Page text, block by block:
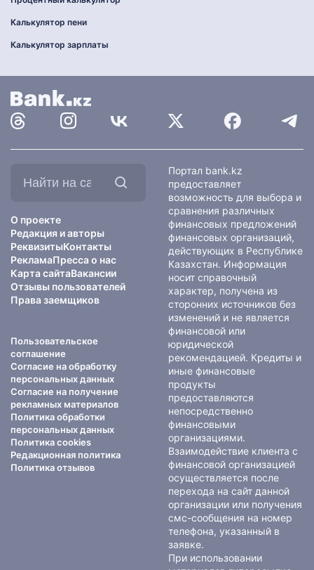
Калькулятор пени
Калькулятор зарплаты
О проекте
Редакция и авторы
РеквизитыКонтакты
РекламаПресса о нас
Карта сайтаВакансии
Отзывы пользователей
Права заемщиков
Пользовательское
соглашение
Согласие на обработку
персональных данных
Согласие на получение
рекламных материалов
Политика обработки
персональных данных
Политика cookies
Редакционная политика
Политика отзывов
Портал bank.kz
предоставляет
возможность для выбора и
сравнения различных
финансовых предложений
финансовых организаций,
действующих в Республике
Казахстан. Информация
носит справочный
характер, получена из
сторонних источников без
изменений и не является
финансовой или
юридической
рекомендацией. Кредиты и
иные финансовые
продукты
предоставляются
непосредственно
финансовыми
организациями.
Взаимодействие клиента с
финансовой организацией
осуществляется после
перехода на сайт данной
организации или получения
смс-сообщения на номер
телефона, указанный в
заявке.
При использовании